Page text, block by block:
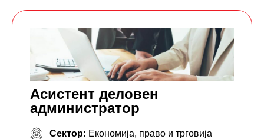
Асистент деловен
администратор
Сектор: Економија, право и трговија